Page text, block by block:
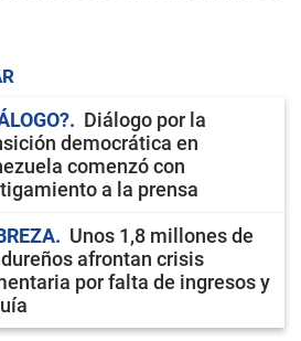
Diálogo por la
democrática en
comenzó con
a la prensa
Unos 1,8 millones de
afrontan crisis
por falta de ingresos y